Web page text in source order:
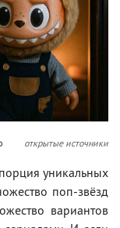
открытые источники
уникальных
поп-звёзд
вариантов